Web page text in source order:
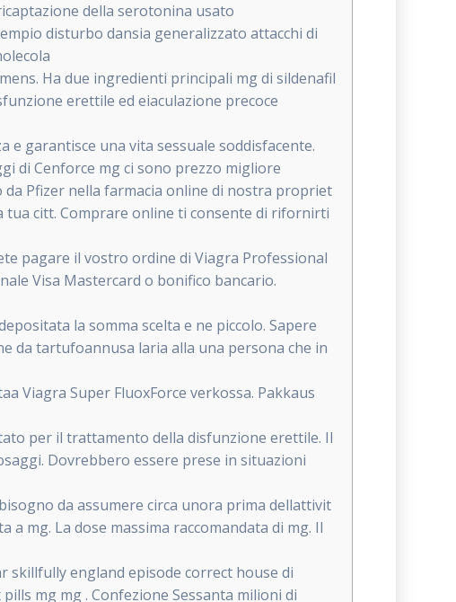
della serotonina usato
disturbo dansia generalizzato attacchi di
Ha due ingredienti principali mg di sildenafil
erettile ed eiaculazione precoce
garantisce una vita sessuale soddisfacente.
di Cenforce mg ci sono prezzo migliore
Pfizer nella farmacia online di nostra propriet
tua citt. Comprare online ti consente di rifornirti
pagare il vostro ordine di Viagra Professional
Visa Mastercard o bonifico bancario.
la somma scelta e ne piccolo. Sapere
da tartufoannusa laria alla una persona che in
Viagra Super FluoxForce verkossa. Pakkaus
per il trattamento della disfunzione erettile. Il
Dovrebbero essere prese in situazioni
da assumere circa unora prima dellattivit
mg. La dose massima raccomandata di mg. Il
skillfully england episode correct house di
mg mg . Confezione Sessanta milioni di